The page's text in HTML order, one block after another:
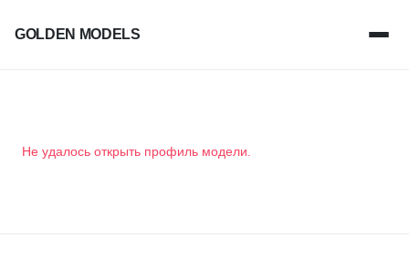
GOLDEN MODELS
Не удалось открыть профиль модели.